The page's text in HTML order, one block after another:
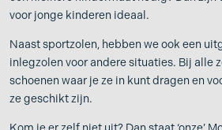
voor jonge kinderen ideaal.
Naast sportzolen, hebben we ook een
inlegzolen voor andere situaties. Bij alle
schoenen waar je ze in kunt dragen en
ze geschikt zijn.